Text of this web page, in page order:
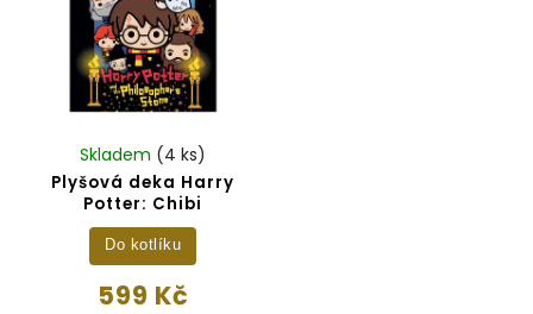
Abecedně
Plyšová deka Harry
Potter: Chibi
Skladem (4 ks)
599 Kč
Do kotlíku